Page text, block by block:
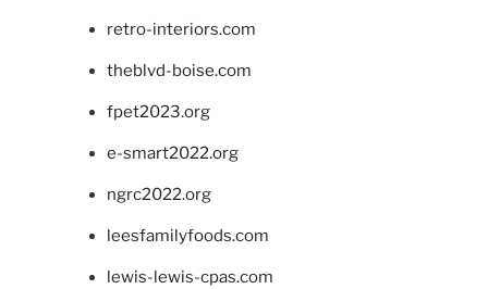
retro-interiors.com
theblvd-boise.com
fpet2023.org
e-smart2022.org
ngrc2022.org
leesfamilyfoods.com
lewis-lewis-cpas.com